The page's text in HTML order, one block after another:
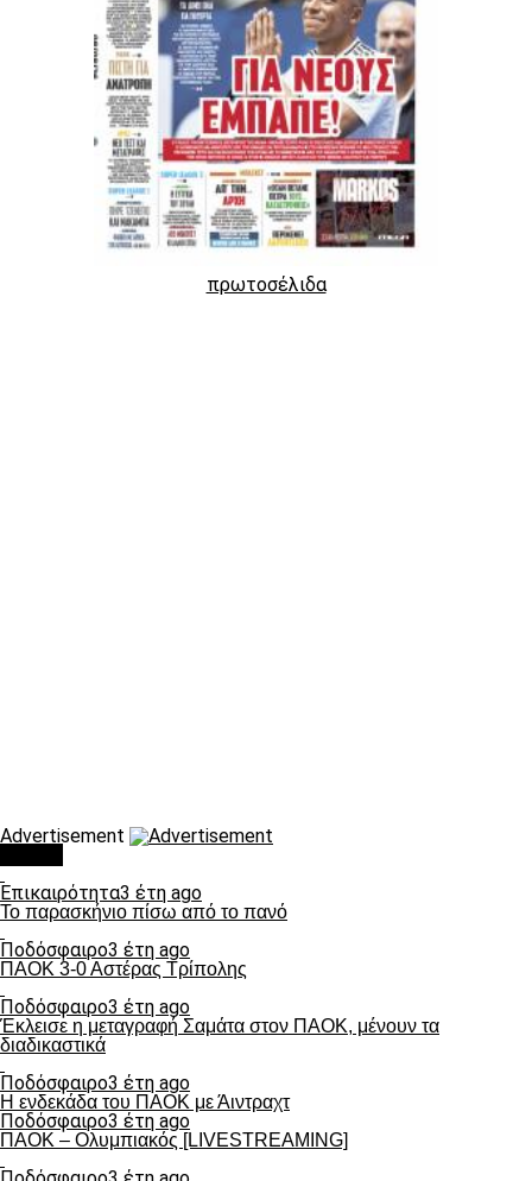
πρωτοσέλιδα
Advertisement
Επικαιρότητα3 έτη ago
Το παρασκήνιο πίσω από το πανό
Ποδόσφαιρο3 έτη ago
ΠΑΟΚ 3-0 Αστέρας Τρίπολης
Ποδόσφαιρο3 έτη ago
Έκλεισε η μεταγραφή Σαμάτα στον ΠΑΟΚ, μένουν τα
διαδικαστικά
Ποδόσφαιρο3 έτη ago
Η ενδεκάδα του ΠΑΟΚ με Άιντραχτ
Ποδόσφαιρο3 έτη ago
ΠΑΟΚ – Ολυμπιακός [LIVESTREAMING]